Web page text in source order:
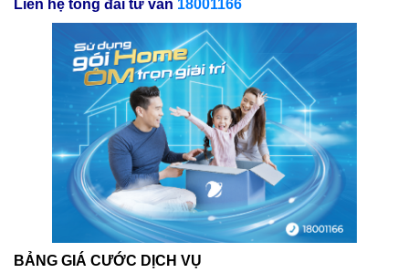
Liên hệ tổng đài tư vấn 18001166
BẢNG GIÁ CƯỚC DỊCH VỤ